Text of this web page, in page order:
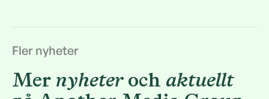
Fler nyheter
Mer nyheteroch aktuellt